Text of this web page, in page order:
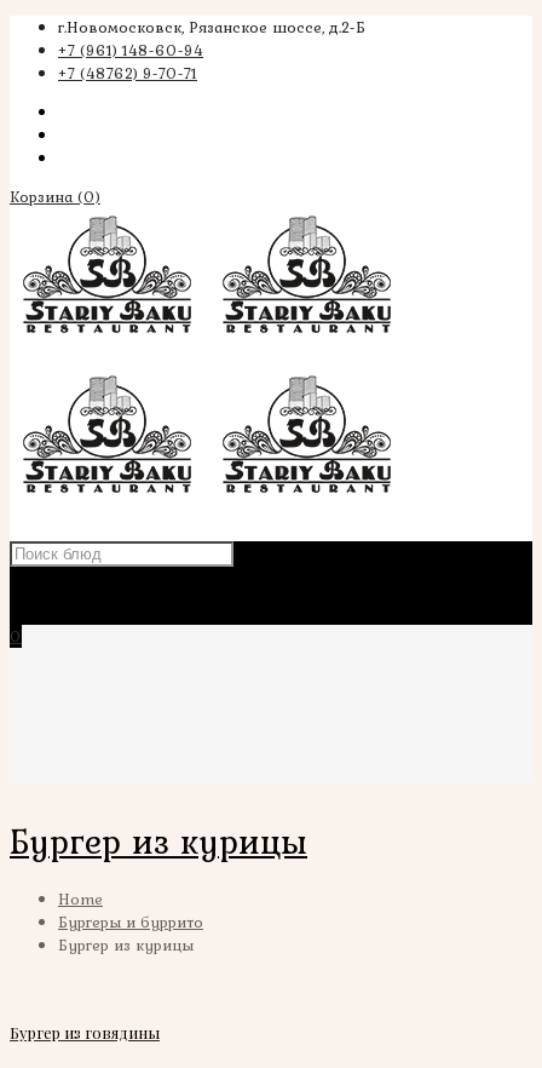
г.Новомосковск, Рязанское шоссе, д.2-Б
+7 (961) 148-60-94
+7 (48762) 9-70-71
Корзина (0)
0
Бургер из курицы
Home
Бургеры и буррито
Бургер из курицы
Бургер из говядины